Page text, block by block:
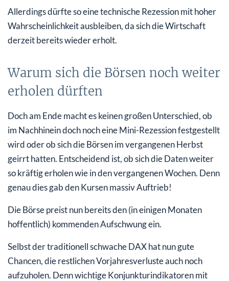
Allerdings dürfte so eine technische Rezession mit hoher
Wahrscheinlichkeit ausbleiben, da sich die Wirtschaft
derzeit bereits wieder erholt.
Warum sich die Börsen noch weiter
erholen dürften
Doch am Ende macht es keinen großen Unterschied, ob
im Nachhinein doch noch eine Mini-Rezession festgestellt
wird oder ob sich die Börsen im vergangenen Herbst
geirrt hatten. Entscheidend ist, ob sich die Daten weiter
so kräftig erholen wie in den vergangenen Wochen. Denn
genau dies gab den Kursen massiv Auftrieb!
Die Börse preist nun bereits den (in einigen Monaten
hoffentlich) kommenden Aufschwung ein.
Selbst der traditionell schwache DAX hat nun gute
Chancen, die restlichen Vorjahresverluste auch noch
aufzuholen. Denn wichtige Konjunkturindikatoren mit